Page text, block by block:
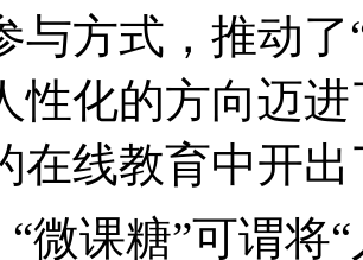
与方式，推动
性化的方向迈
在线教育中开
“微课糖”可谓将